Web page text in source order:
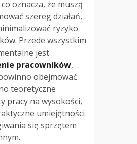
co oznacza, że muszą
szereg działań,
ryzyko
Przede wszystkim
jest
pracowników,
obejmować
teoretyczne
pracy na wysokości,
umiejętności
się sprzętem